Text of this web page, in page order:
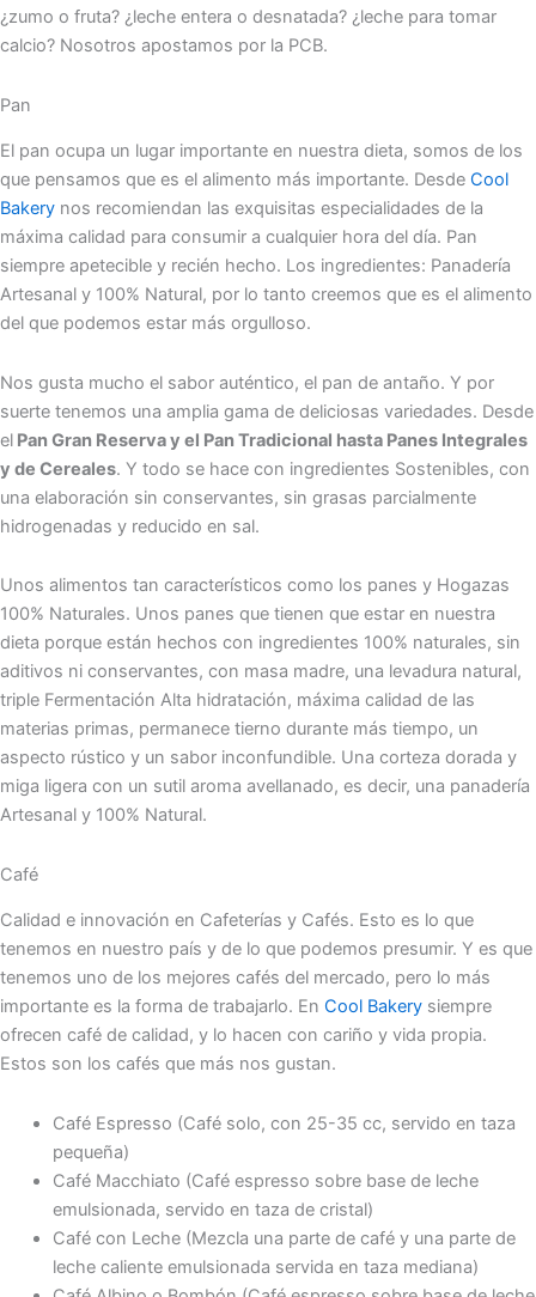
¿zumo o fruta? ¿leche entera o desnatada? ¿leche para tomar
calcio? Nosotros apostamos por la PCB.
Pan
El pan ocupa un lugar importante en nuestra dieta, somos de los
que pensamos que es el alimento más importante. Desde Cool
Bakery nos recomiendan las exquisitas especialidades de la
máxima calidad para consumir a cualquier hora del día. Pan
siempre apetecible y recién hecho. Los ingredientes: Panadería
Artesanal y 100% Natural, por lo tanto creemos que es el alimento
del que podemos estar más orgulloso.
Nos gusta mucho el sabor auténtico, el pan de antaño. Y por
suerte tenemos una amplia gama de deliciosas variedades. Desde
el Pan Gran Reserva y el Pan Tradicional hasta Panes Integrales
y de Cereales. Y todo se hace con ingredientes Sostenibles, con
una elaboración sin conservantes, sin grasas parcialmente
hidrogenadas y reducido en sal.
Unos alimentos tan característicos como los panes y Hogazas
100% Naturales. Unos panes que tienen que estar en nuestra
dieta porque están hechos con ingredientes 100% naturales, sin
aditivos ni conservantes, con masa madre, una levadura natural,
triple Fermentación Alta hidratación, máxima calidad de las
materias primas, permanece tierno durante más tiempo, un
aspecto rústico y un sabor inconfundible. Una corteza dorada y
miga ligera con un sutil aroma avellanado, es decir, una panadería
Artesanal y 100% Natural.
Café
Calidad e innovación en Cafeterías y Cafés. Esto es lo que
tenemos en nuestro país y de lo que podemos presumir. Y es que
tenemos uno de los mejores cafés del mercado, pero lo más
importante es la forma de trabajarlo. En Cool Bakery siempre
ofrecen café de calidad, y lo hacen con cariño y vida propia.
Estos son los cafés que más nos gustan.
Café Espresso (Café solo, con 25-35 cc, servido en taza
pequeña)
Café Macchiato (Café espresso sobre base de leche
emulsionada, servido en taza de cristal)
Café con Leche (Mezcla una parte de café y una parte de
leche caliente emulsionada servida en taza mediana)